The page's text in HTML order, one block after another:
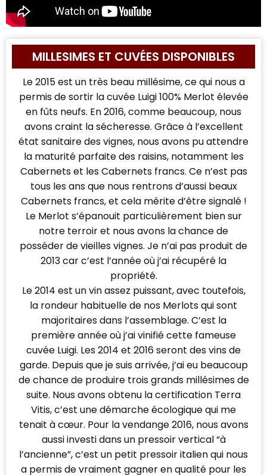
MILLESIMES ET CUVÉES DISPONIBLES
Le 2015 est un très beau millésime, ce qui nous a
permis de sortir la cuvée Luigi 100% Merlot élevée
en fûts neufs. En 2016, comme beaucoup, nous
avons craint la sécheresse. Grâce à l’excellent
état sanitaire des vignes, nous avons pu attendre
la maturité parfaite des raisins, notamment les
Cabernets et les Cabernets francs. Ce n’est pas
tous les ans que nous rentrons d’aussi beaux
Cabernets francs, et cela mérite d’être signalé !
Le Merlot s’épanouit particulièrement bien sur
notre terroir et nous avons la chance de
posséder de vieilles vignes. Je n’ai pas produit de
2013 car c’est l’année où j’ai récupéré la
propriété.
Le 2014 est un vin assez puissant, avec toutefois,
la rondeur habituelle de nos Merlots qui sont
majoritaires dans l’assemblage. C’est la
première année où j’ai vinifié cette fameuse
cuvée Luigi. Les 2014 et 2016 seront des vins de
garde. Depuis que je suis arrivée, j’ai eu beaucoup
de chance de produire trois grands millésimes de
suite. Nous avons obtenu la certification Terra
Vitis, c’est une démarche écologique qui me
tenait à cœur. Pour la vendange 2016, nous avons
aussi investi dans un pressoir vertical “à
l’ancienne”, c’est un petit pressoir italien qui nous
a permis de vraiment gagner en qualité pour les